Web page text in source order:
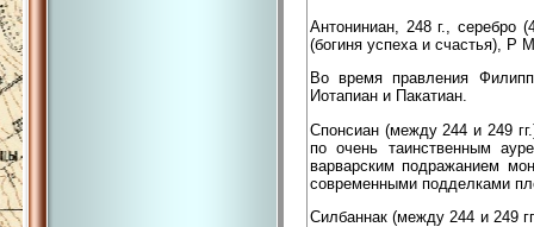
Антониниан, 248 г.,
(богиня успеха и счастья), P
Во время правления
Иотапиан и Пакатиан.
Спонсиан (между 244 и 249
по очень таинственным
варварским подражанием
современными подделками
Силбаннак (между 244 и 249